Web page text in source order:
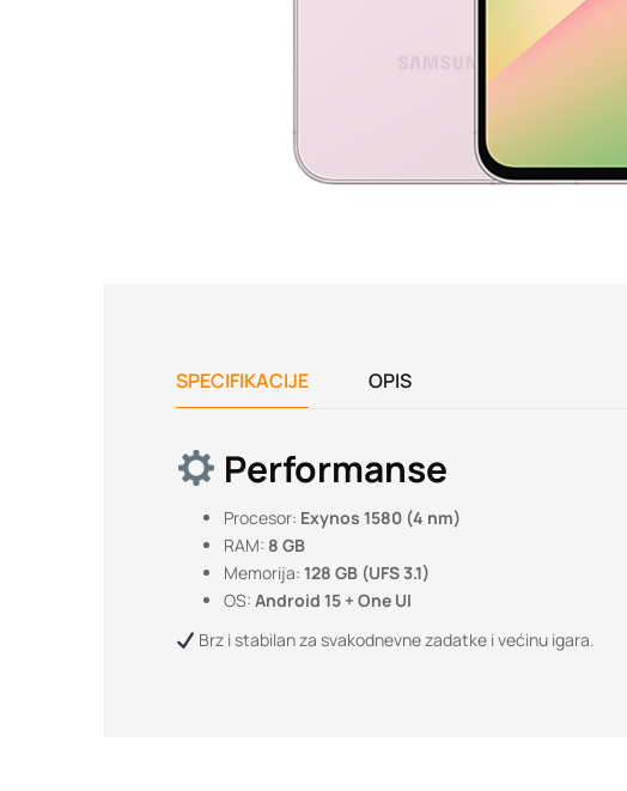
SPECIFIKACIJE OPIS
Performanse
Procesor: Exynos 1580 (4 nm)
RAM: 8 GB
Memorija: 128 GB (UFS 3.1)
OS: Android 15 + One UI
Brz i stabilan za svakodnevne zadatke i većinu igara.